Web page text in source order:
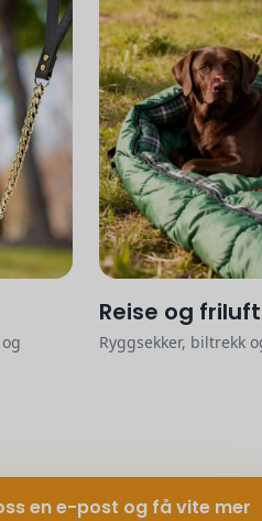
Reise og
Ryggsekker, biltrekk
en e-post og få vite mer